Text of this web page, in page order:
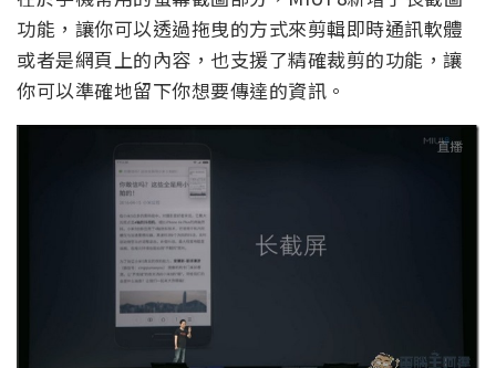
功能，讓你可以透過拖曳的方式來剪輯即時通訊軟體
或者是網頁上的內容，也支援了精確裁剪的功能，讓
你可以準確地留下你想要傳達的資訊。